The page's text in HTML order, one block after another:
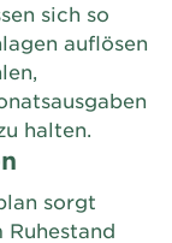
sich so
auflösen
halten.
sorgt
Ruhestand